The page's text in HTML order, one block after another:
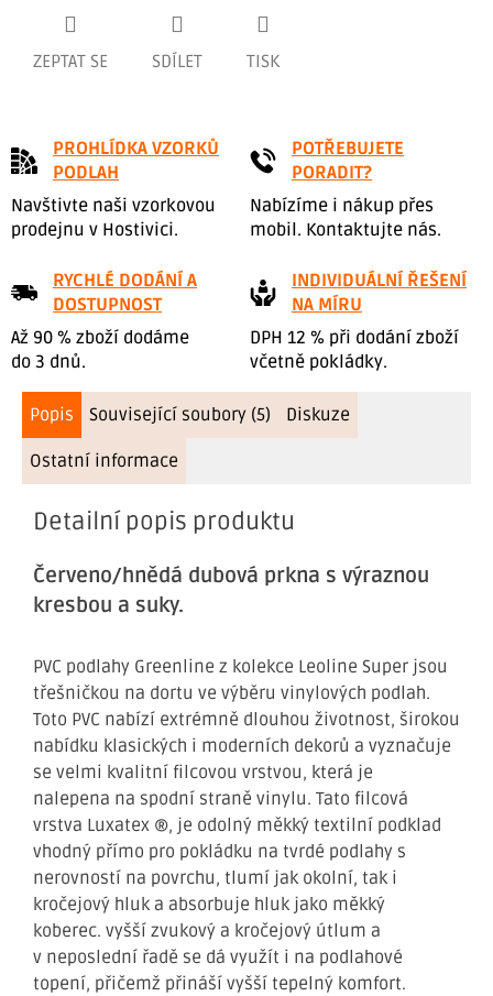
TISK
ZEPTAT SE SDÍLET
PROHLÍDKA VZORKŮ
PODLAH
Navštivte naši vzorkovou
prodejnu v Hostivici.
POTŘEBUJETE
PORADIT?
Nabízíme i nákup přes
mobil. Kontaktujte nás.
RYCHLÉ DODÁNÍ A
DOSTUPNOST
Až 90 % zboží dodáme
do 3 dnů.
INDIVIDUÁLNÍ ŘEŠENÍ
NA MÍRU
DPH 12 % při dodání zboží
včetně pokládky.
Popis Související soubory (5) Diskuze
Ostatní informace
Detailní popis produktu
Červeno/hnědá dubová prkna s výraznou
kresbou a suky.
PVC podlahy Greenline z kolekce Leoline Super jsou
třešničkou na dortu ve výběru vinylových podlah.
Toto PVC nabízí extrémně dlouhou životnost, širokou
nabídku klasických i moderních dekorů a vyznačuje
se velmi kvalitní filcovou vrstvou, která je
nalepena na spodní straně vinylu. Tato filcová
vrstva Luxatex ®, je odolný měkký textilní podklad
vhodný přímo pro pokládku na tvrdé podlahy s
nerovností na povrchu, tlumí jak okolní, tak i
kročejový hluk a absorbuje hluk jako měkký
koberec. vyšší zvukový a kročejový útlum a
v neposlední řadě se dá využít i na podlahové
topení, přičemž přináší vyšší tepelný komfort.